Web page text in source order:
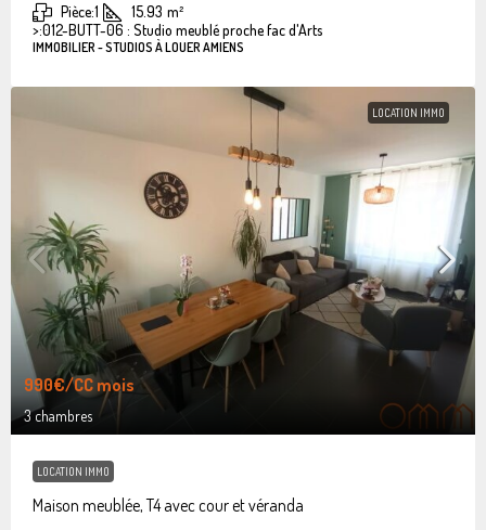
Pièce:1 15.93 m²
>:012-BUTT-06 : Studio meublé proche fac d'Arts
IMMOBILIER - STUDIOS À LOUER AMIENS
LOCATION IMMO
990€/CC mois
3 chambres
LOCATION IMMO
Maison meublée, T4 avec cour et véranda